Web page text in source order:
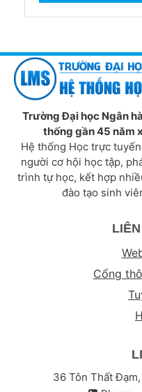
Trường Đại học Ngân
thống gần 45 năm
Hệ thống Học trực
người cơ hội học tập,
trình tự học, kết hợp
đào tạo sinh
Cổng
36 Tôn Thất